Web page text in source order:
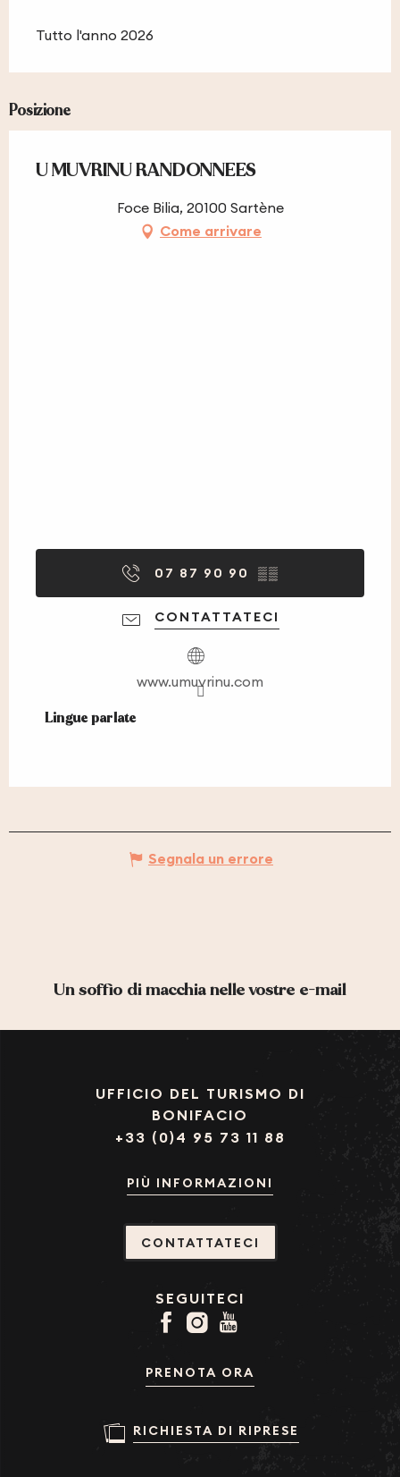
Tutto l'anno 2026
Posizione
U MUVRINU RANDONNEES
Foce Bilia, 20100 Sartène
Come arrivare
07 87 90 90 ▒▒
CONTATTATECI
www.umuvrinu.com
Lingue parlate
Lingue parlate
Segnala un errore
Un soffio di macchia nelle vostre e-mail
UFFICIO DEL TURISMO DI
BONIFACIO
+33 (0)4 95 73 11 88
PIÙ INFORMAZIONI
CONTATTATECI
SEGUITECI
PRENOTA ORA
RICHIESTA DI RIPRESE